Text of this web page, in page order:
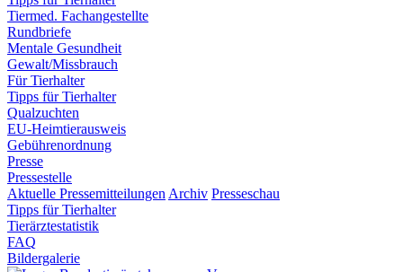
Tiermed. Fachangestellte
Rundbriefe
Mentale Gesundheit
Gewalt/Missbrauch
Für Tierhalter
Tipps für Tierhalter
Qualzuchten
EU-Heimtierausweis
Gebührenordnung
Presse
Pressestelle
Aktuelle Pressemitteilungen Archiv Presseschau
Tipps für Tierhalter
Tierärztestatistik
FAQ
Bildergalerie